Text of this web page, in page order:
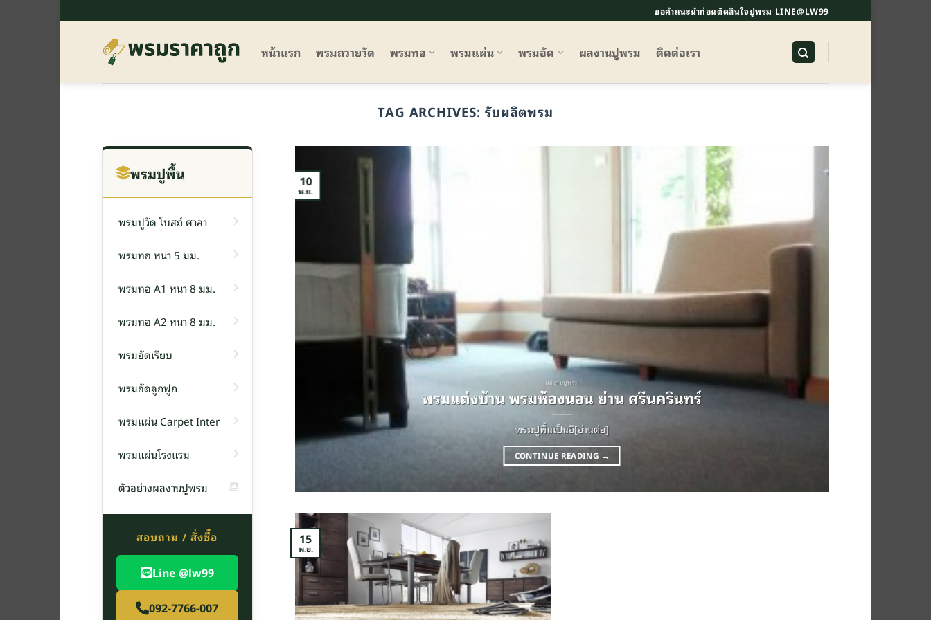
ไป
ขอคำแนะนำก่อนตัดสินใจปูพรม LINE@LW99
หน้าแรก พรมถวายวัด พรมทอ พรมแผ่น พรมอัด ผลงานปูพรม ติดต่อเรา
TAG ARCHIVES: รับผลิตพรม
พรมปูพื้น
พรมปูวัด โบสถ์ ศาลา
พรมทอ หนา 5 มม.
พรมทอ A1 หนา 8 มม.
พรมทอ A2 หนา 8 มม.
พรมอัดเรียบ
พรมอัดลูกฟูก
พรมแผ่น Carpet Inter
พรมแผ่นโรงแรม
ตัวอย่างผลงานปูพรม
สอบถาม / สั่งซื้อ
Line @lw99
092-7766-007
ผลงานปูพรม
พรมแต่งบ้าน พรมห้องนอน ย่าน ศรีนครินทร์
พรมปูพื้นเป็นอี[อ่านต่อ]
CONTINUE READING →
10
พ.ย.
หนา 6 มิลลิเมตร
15
พ.ย.